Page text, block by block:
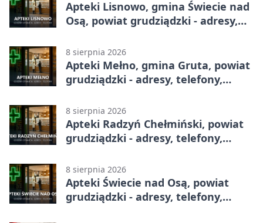
Apteki Lisnowo, gmina Świecie nad
Osą, powiat grudziądzki - adresy,
8 sierpnia 2026
Apteki Mełno, gmina Gruta, powiat
grudziądzki - adresy, telefony,
8 sierpnia 2026
Apteki Radzyń Chełmiński, powiat
grudziądzki - adresy, telefony,
8 sierpnia 2026
Apteki Świecie nad Osą, powiat
grudziądzki - adresy, telefony,